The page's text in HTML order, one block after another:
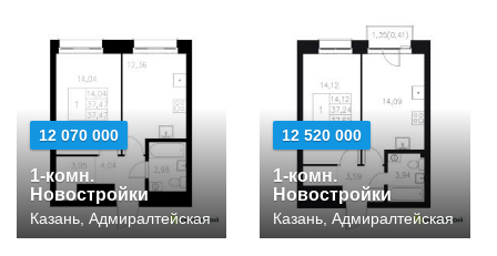
12 070 000
1-комн.
Новостройки
Казань, Адмиралтейская
12 520 000
1-комн.
Новостройки
Казань, Адмиралтейская